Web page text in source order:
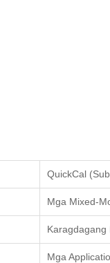
QuickCal
Mga Mixed-
Karagdagang
Mga